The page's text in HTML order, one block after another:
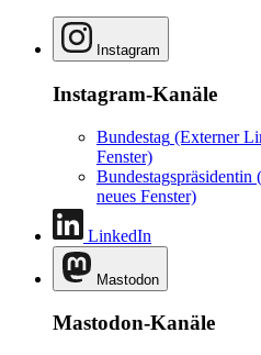
Instagram
Instagram-Kanäle
Bundestag (Externer
Fenster)
Bundestagspräsidentin
neues Fenster)
LinkedIn
Mastodon
Mastodon-Kanäle